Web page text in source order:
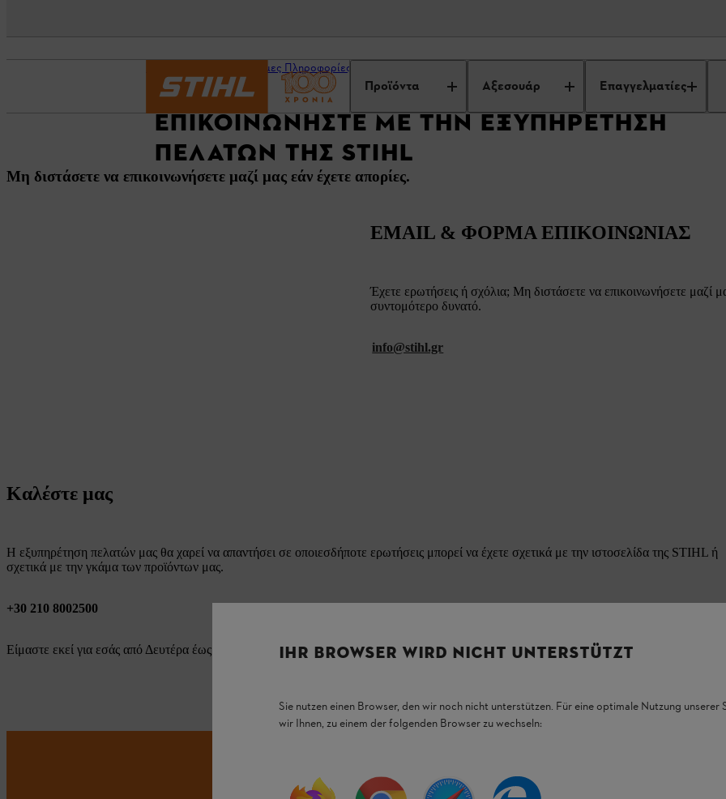
Προϊόντα Αξεσουάρ Επαγγελματίες
Χρήσιμες Πληροφορίες
ΕΠΙΚΟΙΝΩΝΉΣΤΕ ΜΕ ΤΗΝ ΕΞΥΠΗΡΈΤΗΣΗ
ΠΕΛΑΤΏΝ ΤΗΣ STIHL
Μη διστάσετε να επικοινωνήσετε μαζί μας εάν έχετε απορίες.
EMAIL & ΦΟΡΜΑ ΕΠΙΚΟΙΝΩΝΙΑΣ
Έχετε ερωτήσεις ή σχόλια; Μη διστάσετε να επικοινωνήσετε μαζί
συντομότερο δυνατό.
info@stihl.gr
Καλέστε μας
Η εξυπηρέτηση πελατών μας θα χαρεί να απαντήσει σε οποιεσδήποτε ερωτήσεις μπορεί να έχετε σχετικά με την ιστοσελίδα της STIHL ή
σχετικά με την γκάμα των προϊόντων μας.
+30 210 8002500
Είμαστε εκεί για εσάς από Δευτέρα έως Παρασκευή από τις 08:30 έως τις 16:00 (Εξαίρεση: στις εθνικές αργίες.)
ΜΗ ΧΑΝΕΤΕ ΤΙΠΟΤΑ ΠΙΑ ΜΕ ΤΟ ΕΝΗΜΕΡΩΤΙΚΟ ΔΕΛΤΙΟ
IHR BROWSER WIRD NICHT UNTERSTÜTZT
Sie nutzen einen Browser, den wir noch nicht unterstützen. Für eine optimale Nutzung unserer
wir Ihnen, zu einem der folgenden Browser zu wechseln: